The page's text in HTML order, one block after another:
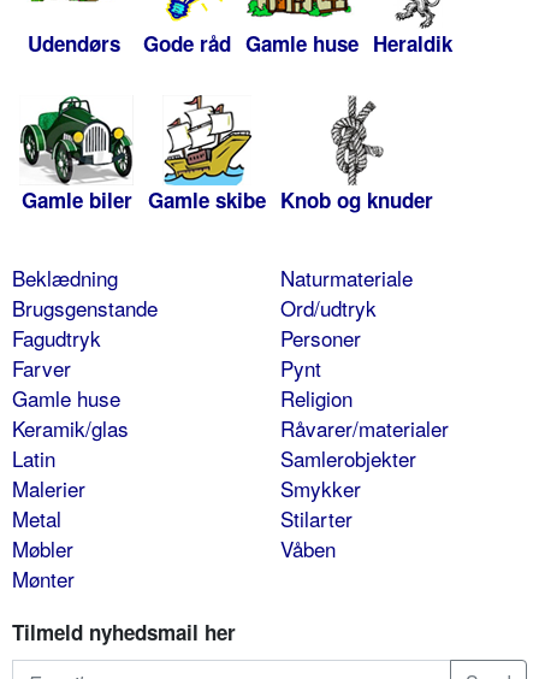
Udendørs Gode råd Gamle huse Heraldik
Gamle biler Gamle skibe Knob og knuder
Beklædning
Brugsgenstande
Fagudtryk
Farver
Gamle huse
Keramik/glas
Latin
Malerier
Metal
Møbler
Mønter
Naturmateriale
Ord/udtryk
Personer
Pynt
Religion
Råvarer/materialer
Samlerobjekter
Smykker
Stilarter
Våben
Tilmeld nyhedsmail her